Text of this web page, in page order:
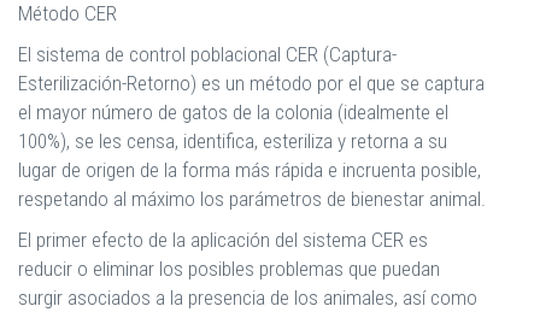
Método CER
El sistema de control poblacional CER (Captura-
Esterilización-Retorno) es un método por el que se captura
el mayor número de gatos de la colonia (idealmente el
100%), se les censa, identifica, esteriliza y retorna a su
lugar de origen de la forma más rápida e incruenta posible,
respetando al máximo los parámetros de bienestar animal.
El primer efecto de la aplicación del sistema CER es
reducir o eliminar los posibles problemas que puedan
surgir asociados a la presencia de los animales, así como